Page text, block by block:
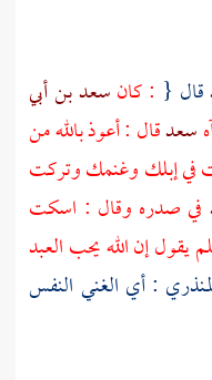
قال { : كانسعد بن أبي
سعدقال : أعوذ بالله من
في إبلك وغنمك وتركت
في صدره وقال : اسكت
إن الله يحب العبد
: أي الغني النفس